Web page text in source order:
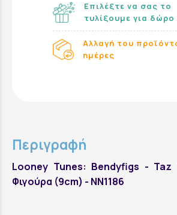
Επιλέξτε να σας το
τυλίξουμε για δώρο
Αλλαγή του
ημέρες
Περιγραφή
Looney Tunes: Bendyfigs - Taz
Φιγούρα (9cm) - NN1186